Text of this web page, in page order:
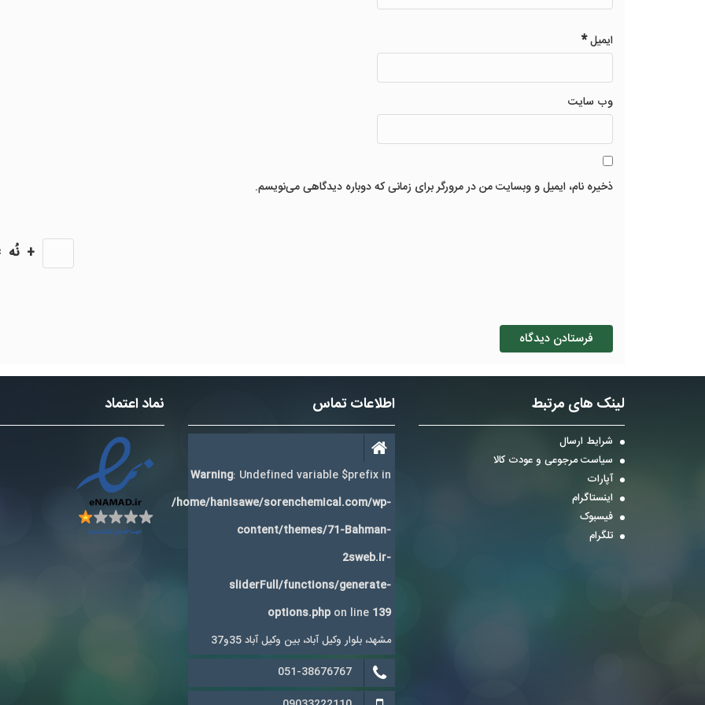
ایمیل*
وب‌ سایت
ذخیره نام، ایمیل و وبسایت من در مرورگر برای زمانی که دوباره دیدگاهی می‌نویسم.
+ نُه
لینک های مرتبط
شرایط ارسال
سیاست مرجوعی و عودت کالا
آپارات
اینستاگرام
فیسبوک
تلگرام
اطلاعات تماس
Warning: Undefined variable $prefix in
/home/hanisawe/sorenchemical.com/wp-
content/themes/71-Bahman-
2sweb.ir-
sliderFull/functions/generate-
options.phpon line 139
مشهد، بلوار وکیل آباد، بین وکیل آباد 35و37
051-38676767
نماد اعتماد